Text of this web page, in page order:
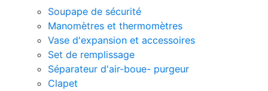
Soupape de sécurité
Manomètres et thermomètres
Vase d'expansion et accessoires
Set de remplissage
Séparateur d'air-boue- purgeur
Clapet